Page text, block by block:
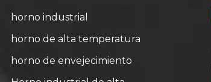
horno industrial
horno de alta temperatura
horno de envejecimiento